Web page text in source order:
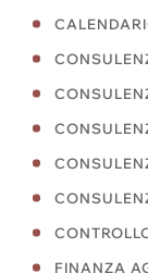
FINANZA